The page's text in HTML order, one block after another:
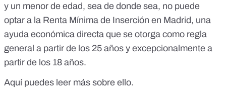
y un menor de edad, sea de donde sea, no puede
optar a la Renta Mínima de Inserción en Madrid, una
ayuda económica directa que se otorga como regla
general a partir de los 25 años y excepcionalmente a
partir de los 18 años.
Aquí puedes leer más sobre ello.